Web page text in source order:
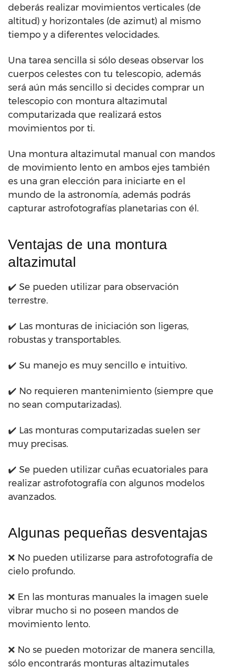
deberás realizar movimientos verticales (de
altitud) y horizontales (de azimut) al mismo
tiempo y a diferentes velocidades.
Una tarea sencilla si sólo deseas observar los
cuerpos celestes con tu telescopio, además
será aún más sencillo si decides comprar un
telescopio con montura altazimutal
computarizada que realizará estos
movimientos por ti.
Una montura altazimutal manual con mandos
de movimiento lento en ambos ejes también
es una gran elección para iniciarte en el
mundo de la astronomía, además podrás
capturar astrofotografías planetarias con él.
Ventajas de una montura
altazimutal
✔️ Se pueden utilizar para observación
terrestre.
✔️ Las monturas de iniciación son ligeras,
robustas y transportables.
✔️ Su manejo es muy sencillo e intuitivo.
✔️ No requieren mantenimiento (siempre que
no sean computarizadas).
✔️ Las monturas computarizadas suelen ser
muy precisas.
✔️ Se pueden utilizar cuñas ecuatoriales para
realizar astrofotografía con algunos modelos
avanzados.
Algunas pequeñas desventajas
❌ No pueden utilizarse para astrofotografía de
cielo profundo.
❌ En las monturas manuales la imagen suele
vibrar mucho si no poseen mandos de
movimiento lento.
❌ No se pueden motorizar de manera sencilla,
sólo encontrarás monturas altazimutales